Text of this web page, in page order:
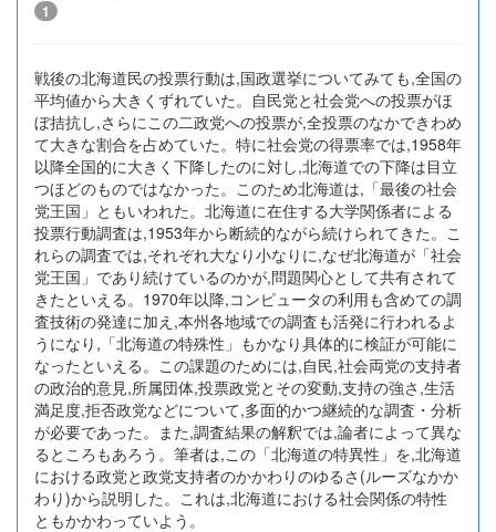
1
戦後の北海道民の投票行動は,国政選挙についてみても,全国の
平均値から大きくずれていた。自民党と社会党への投票がほ
ぼ拮抗し,さらにこの二政党への投票が,全投票のなかできわめ
て大きな割合を占めていた。特に社会党の得票率では,1958年
以降全国的に大きく下降したのに対し,北海道での下降は目立
つほどのものではなかった。このため北海道は,「最後の社会
党王国」ともいわれた。北海道に在住する大学関係者による
投票行動調査は,1953年から断続的ながら続けられてきた。こ
れらの調査では,それぞれ大なり小なりに,なぜ北海道が「社会
党王国」であり続けているのかが,問題関心として共有されて
きたといえる。1970年以降,コンピュータの利用も含めての調
査技術の発達に加え,本州各地域での調査も活発に行われるよ
うになり,「北海道の特殊性」もかなり具体的に検証が可能に
なったといえる。この課題のためには,自民,社会両党の支持者
の政治的意見,所属団体,投票政党とその変動,支持の強さ,生活
満足度,拒否政党などについて,多面的かつ継続的な調査・分析
が必要であった。また,調査結果の解釈では,論者によって異な
るところもあろう。筆者は,この「北海道の特異性」を,北海道
における政党と政党支持者のかかわりのゆるさ(ルーズなかか
わり)から説明した。これは,北海道における社会関係の特性
ともかかわっていよう。